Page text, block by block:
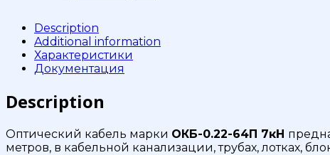
Description
Additional information
Характеристики
Документация
Description
Оптический кабель марки ОКБ-0.22-64П 7кН
метров, в кабельной канализации, трубах, лотках,